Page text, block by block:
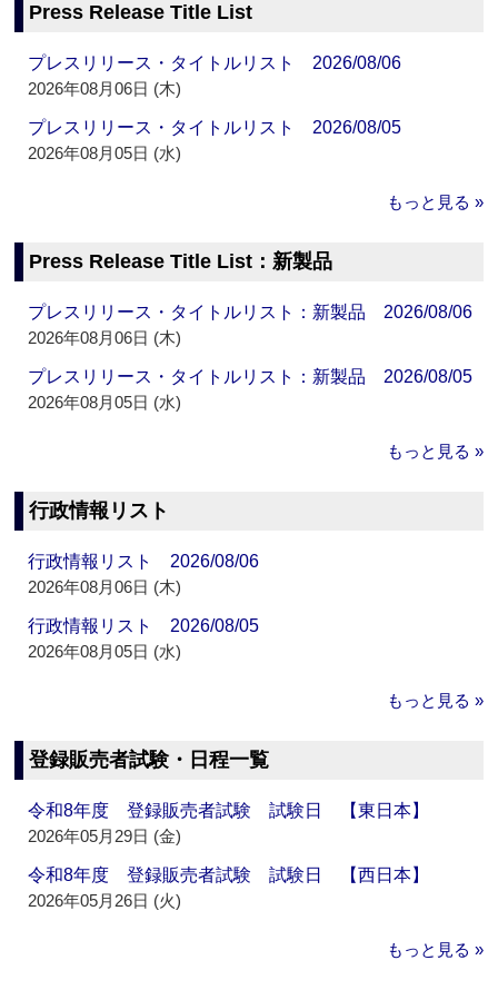
Press Release Title List
プレスリリース・タイトルリスト 2026/08/06
2026年08月06日 (木)
プレスリリース・タイトルリスト 2026/08/05
2026年08月05日 (水)
もっと見る »
Press Release Title List：新製品
プレスリリース・タイトルリスト：新製品 2026/08/06
2026年08月06日 (木)
プレスリリース・タイトルリスト：新製品 2026/08/05
2026年08月05日 (水)
もっと見る »
行政情報リスト
行政情報リスト 2026/08/06
2026年08月06日 (木)
行政情報リスト 2026/08/05
2026年08月05日 (水)
もっと見る »
登録販売者試験・日程一覧
令和8年度 登録販売者試験 試験日 【東日本】
2026年05月29日 (金)
令和8年度 登録販売者試験 試験日 【西日本】
2026年05月26日 (火)
もっと見る »